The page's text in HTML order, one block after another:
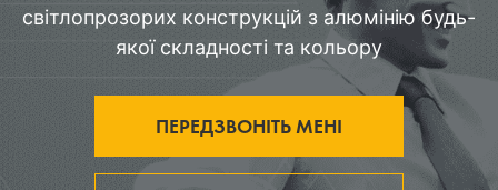
світлопрозорих конструкцій з алюмінію будь-
якої складності та кольору
ПЕРЕДЗВОНІТЬ МЕНІ